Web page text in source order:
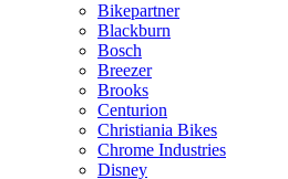
Bikepartner
Blackburn
Bosch
Breezer
Brooks
Centurion
Christiania Bikes
Chrome Industries
Disney